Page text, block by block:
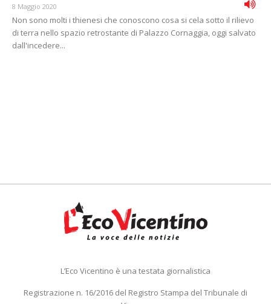
8 Maggio 2020
Non sono molti i thienesi che conoscono cosa si cela sotto il rilievo
di terra nello spazio retrostante di Palazzo Cornaggia, oggi salvato
dall'incedere...
L’Eco Vicentino è una testata giornalistica
Registrazione n. 16/2016 del Registro Stampa del Tribunale di